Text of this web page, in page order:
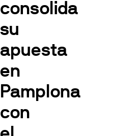
consolida
su
apuesta
en
Pamplona
con